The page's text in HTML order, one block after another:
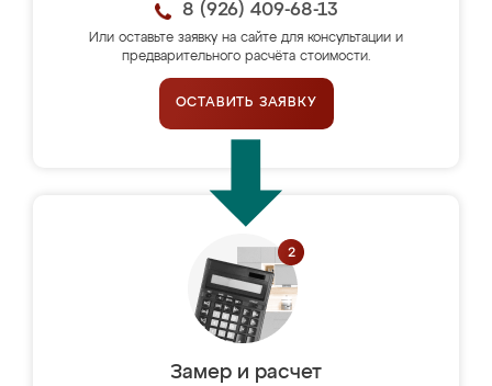
8 (926) 409-68-13
Или оставьте заявку на сайте для консультации и
предварительного расчёта стоимости.
ОСТАВИТЬ ЗАЯВКУ
Замер и расчет